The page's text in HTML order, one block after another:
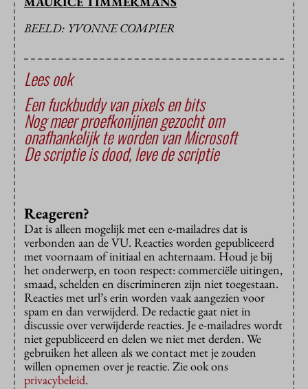
BEELD: YVONNE COMPIER
Lees ook
Een fuckbuddy van pixels en bits
Nog meer proefkonijnen gezocht om
onafhankelijk te worden van Microsoft
De scriptie is dood, leve de scriptie
Reageren?
Dat is alleen mogelijk met een e-mailadres dat is
verbonden aan de VU. Reacties worden gepubliceerd
met voornaam of initiaal en achternaam. Houd je bij
het onderwerp, en toon respect: commerciële uitingen,
smaad, schelden en discrimineren zijn niet toegestaan.
Reacties met url’s erin worden vaak aangezien voor
spam en dan verwijderd. De redactie gaat niet in
discussie over verwijderde reacties. Je e-mailadres wordt
niet gepubliceerd en delen we niet met derden. We
gebruiken het alleen als we contact met je zouden
willen opnemen over je reactie. Zie ook ons
privacybeleid.